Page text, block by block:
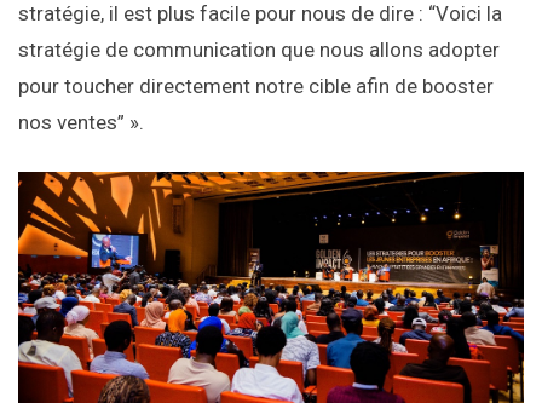
stratégie, il est plus facile pour nous de dire : “Voici la
stratégie de communication que nous allons adopter
pour toucher directement notre cible afin de booster
nos ventes” ».